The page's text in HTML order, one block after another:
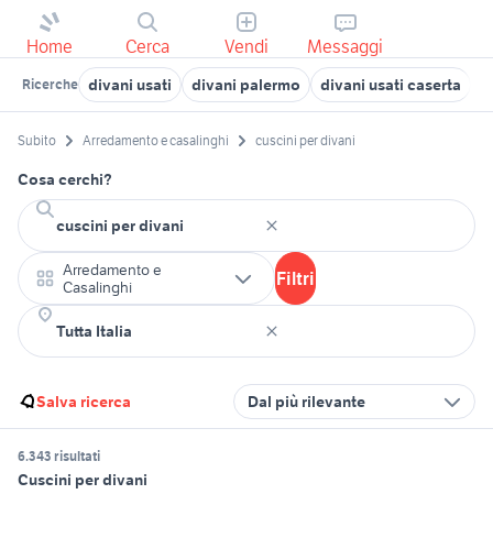
Home Cerca Vendi Messaggi
Ricerche divani usati divani palermo divani usati caserta
Subito Arredamento e casalinghi cuscini per divani
Cosa cerchi?
Arredamento e
Casalinghi
Filtri
Salva ricerca Dal più rilevante
6.343 risultati
Cuscini per divani